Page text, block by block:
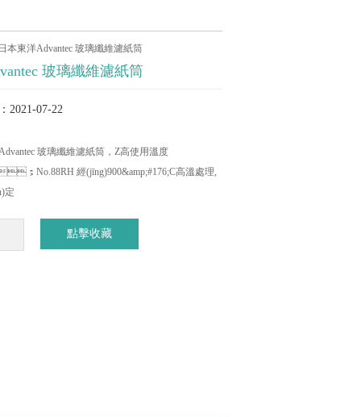
本東洋Advantec 玻璃纖維濾紙筒
玻璃纖維濾紙筒
2021-07-22
玻璃纖維濾紙筒，Z高使用溫度
；No.88RH 經(jīng)900&amp;#176;C高溫處理,
定
點擊收藏